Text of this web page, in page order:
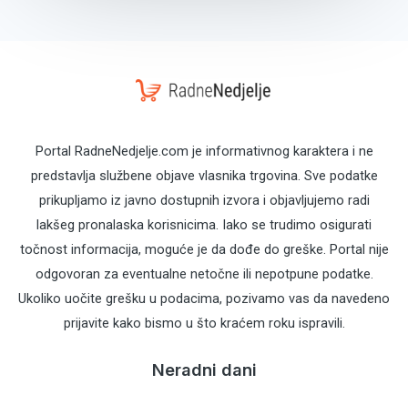
Portal RadneNedjelje.com je informativnog karaktera i ne
predstavlja službene objave vlasnika trgovina. Sve podatke
prikupljamo iz javno dostupnih izvora i objavljujemo radi
lakšeg pronalaska korisnicima. Iako se trudimo osigurati
točnost informacija, moguće je da dođe do greške. Portal nije
odgovoran za eventualne netočne ili nepotpune podatke.
Ukoliko uočite grešku u podacima, pozivamo vas da navedeno
prijavite kako bismo u što kraćem roku ispravili.
Neradni dani